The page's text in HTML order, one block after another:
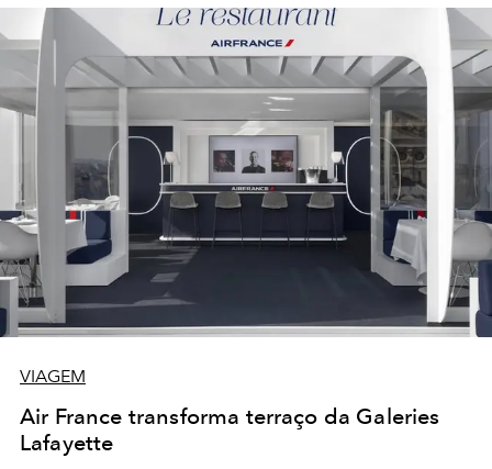
VIAGEM
Air France transforma terraço da Galeries
Lafayette